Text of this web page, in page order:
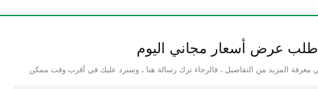
طلب عرض أسعار مجاني اليوم